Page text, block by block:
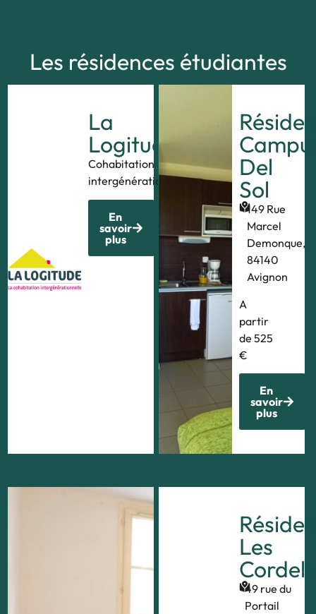
Les résidences étudiantes
La
Logitude
Cohabitation
intergénérationnelle
En
savoir
plus
Del
Sol
149 Rue
Marcel
Demonque,
84140
Avignon
A
partir
de 525
€
En
savoir
plus
Résidence
Malraux
Les
49 rue du
Portail